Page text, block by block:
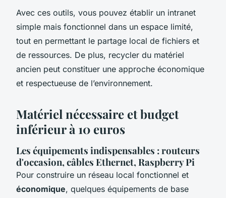
Avec ces outils, vous pouvez établir un intranet
simple mais fonctionnel dans un espace limité,
tout en permettant le partage local de fichiers et
de ressources. De plus, recycler du matériel
ancien peut constituer une approche économique
et respectueuse de l’environnement.
Matériel nécessaire et budget
inférieur à 10 euros
Les équipements indispensables : routeurs
d'occasion, câbles Ethernet, Raspberry Pi
Pour construire un réseau local fonctionnel et
économique, quelques équipements de base